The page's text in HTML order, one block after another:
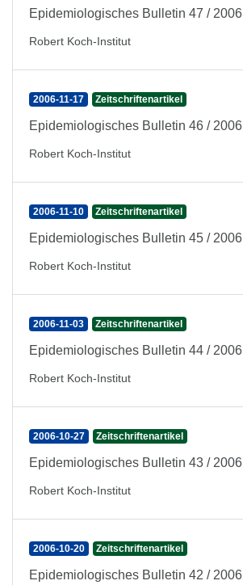
Epidemiologisches Bulletin 47 / 2006
Robert Koch-Institut
2006-11-17 Zeitschriftenartikel
Epidemiologisches Bulletin 46 / 2006
Robert Koch-Institut
2006-11-10 Zeitschriftenartikel
Epidemiologisches Bulletin 45 / 2006
Robert Koch-Institut
2006-11-03 Zeitschriftenartikel
Epidemiologisches Bulletin 44 / 2006
Robert Koch-Institut
2006-10-27 Zeitschriftenartikel
Epidemiologisches Bulletin 43 / 2006
Robert Koch-Institut
2006-10-20 Zeitschriftenartikel
Epidemiologisches Bulletin 42 / 2006